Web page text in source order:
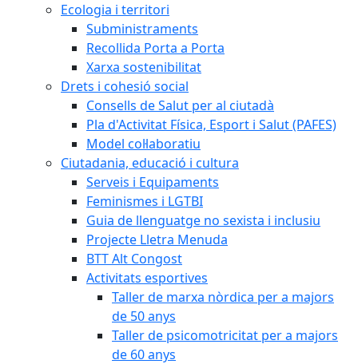
Ecologia i territori
Subministraments
Recollida Porta a Porta
Xarxa sostenibilitat
Drets i cohesió social
Consells de Salut per al ciutadà
Pla d'Activitat Física, Esport i Salut (PAFES)
Model col·laboratiu
Ciutadania, educació i cultura
Serveis i Equipaments
Feminismes i LGTBI
Guia de llenguatge no sexista i inclusiu
Projecte Lletra Menuda
BTT Alt Congost
Activitats esportives
Taller de marxa nòrdica per a majors
de 50 anys
Taller de psicomotricitat per a majors
de 60 anys